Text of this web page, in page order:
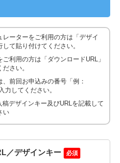
レーターをご利用の方は「デザイ
て貼り付けてください。
利用の方は「ダウンロードURL」
さい。
、前回お申込みの番号「例：
力してください。
稿デザインキー及びURLを記載して
い
／デザインキー 必須